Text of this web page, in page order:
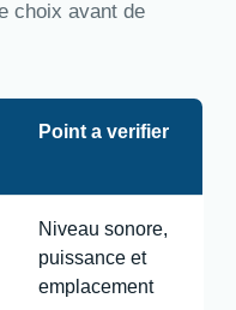
choix avant de
Point a verifier
Niveau sonore,
puissance et
emplacement